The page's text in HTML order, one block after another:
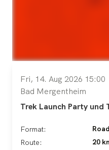
Fri, 14. Aug 2026 15:00
Bad Mergentheim
Trek Launch Party und
Format:
Route:
20